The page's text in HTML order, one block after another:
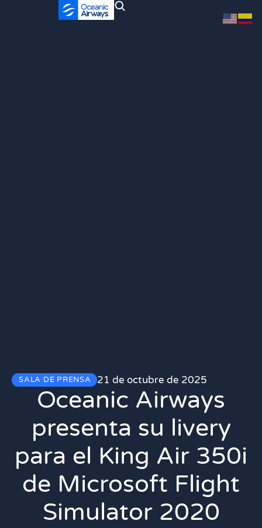
SALA DE PRENSA 21 de octubre de 2025
Oceanic Airways
presenta su livery
para el King Air 350i
de Microsoft Flight
Simulator 2020